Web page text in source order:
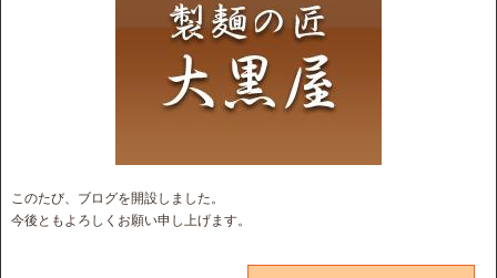
このたび、ブログを開設しました。
今後ともよろしくお願い申し上げます。